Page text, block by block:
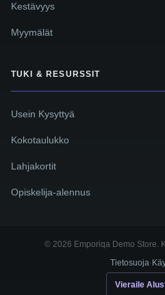
Kestävyys
Myymälät
TUKI & RESURSSIT
Usein Kysyttyä
Kokotaulukko
Lahjakortit
Opiskelija-alennus
© 2026 Emporiqa Demo Store.
Tietosuoja·
Vieraile